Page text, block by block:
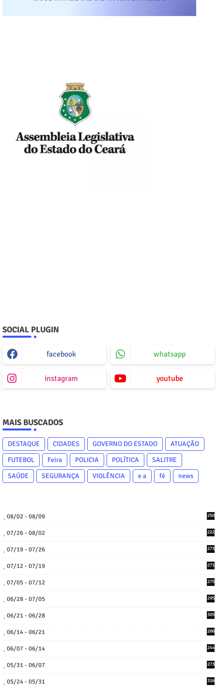
SOCIAL PLUGIN
facebook whatsapp
instagram youtube
MAIS BUSCADOS
DESTAQUE CIDADES GOVERNO DO ESTADO
ATUAÇÃO
FUTEBOL
Feira POLICIA POLÍTICA
SALITRE
SAÚDE
SEGURANÇA VIOLÊNCIA e a fé news
08/02 - 08/09 250
07/26 - 08/02 222
07/19 - 07/26 273
07/12 - 07/19 271
07/05 - 07/12 275
06/28 - 07/05 295
06/21 - 06/28 305
06/14 - 06/21 266
06/07 - 06/14 244
05/31 - 06/07 273
05/24 - 05/31 316